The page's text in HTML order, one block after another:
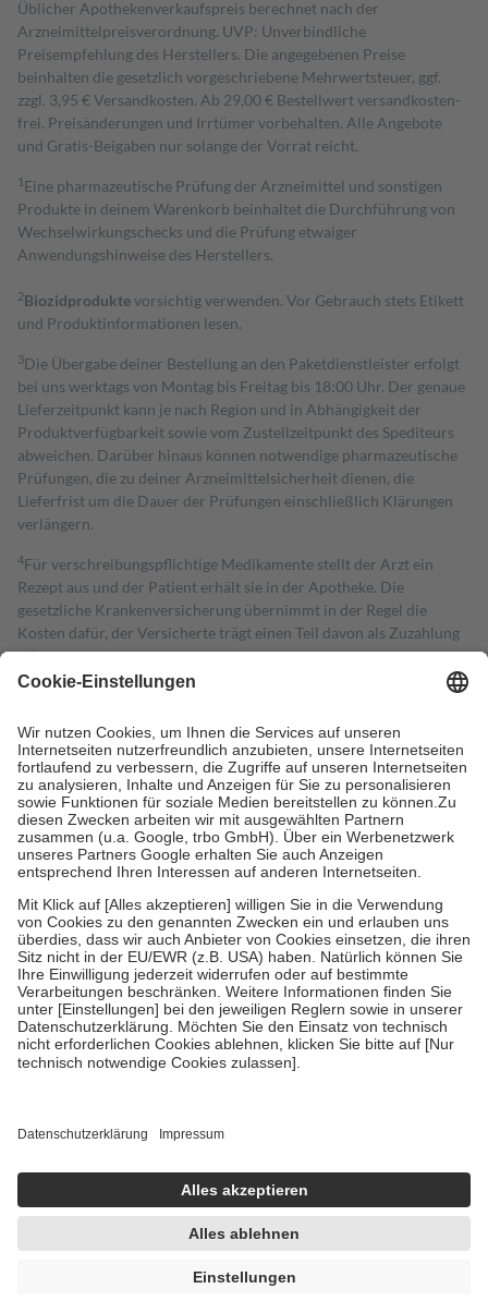
Üblicher Apothekenverkaufspreis berechnet nach der
Arzneimittelpreisverordnung. UVP: Unverbindliche
Preisempfehlung des Herstellers. Die angegebenen Preise
beinhalten die gesetzlich vorgeschriebene Mehrwertsteuer, ggf.
zzgl. 3,95 € Versandkosten. Ab 29,00 € Bestell­wert versand­kosten­
frei. Preisänderungen und Irrtümer vorbehalten. Alle Angebote
und Gratis-Beigaben nur solange der Vorrat reicht.
1 Eine pharmazeutische Prüfung der Arzneimittel und sonstigen
Produkte in deinem Warenkorb beinhaltet die Durchführung von
Wechselwirkungschecks und die Prüfung etwaiger
Anwendungshinweise des Herstellers.
2Biozidproduktevorsichtig verwenden. Vor Gebrauch stets Etikett
und Produktinformationen lesen.
3Die Übergabe deiner Bestellung an den Paketdienstleister erfolgt
bei uns werktags von Montag bis Freitag bis 18:00 Uhr. Der genaue
Lieferzeitpunkt kann je nach Region und in Abhängigkeit der
Produktverfügbarkeit sowie vom Zustellzeitpunkt des Spediteurs
abweichen. Darüber hinaus können notwendige pharmazeutische
Prüfungen, die zu deiner Arzneimittelsicherheit dienen, die
Lieferfrist um die Dauer der Prüfungen einschließlich Klärungen
verlängern.
4Für verschreibungspflichtige Medikamente stellt der Arzt ein
Rezept aus und der Patient erhält sie in der Apotheke. Die
gesetzliche Krankenversicherung übernimmt in der Regel die
Kosten dafür, der Versicherte trägt einen Teil davon als Zuzahlung
mit.
Grundsätzlich leisten Mitglieder Zuzahlungen in Höhe von zehn
höchstens zehn Euro.
Es sind jedoch nie mehr als die tatsächlichen
Kosten der Leistung zu entrichten.
Diese Regeln gelten grundsätzlich auch für Online-Apotheken.
Bei Heilmitteln und häuslicher Krankenpflege beträgt die
Zuzahlung zehn Prozent der Kosten sowie zehn Euro je
Verordnung.
Um das Engagement der Versicherten für ihre eigene Gesundheit zu
stärken und die besondere Stellung der Familie zu unterstützen,
fallenkeine Zuzahlungenan bei:
• Kindern und Jugendlichen bis zum vollendeten 18. Lebensjahr
mit Ausnahme der Fahrkosten
• Untersuchungen zur Vorsorge und Früherkennung, die von der
GKV getragen werden
• empfohlenen Schutzimpfungen
• Harn- und Blutteststreifen
getroffen, um sicherzustellen, dass es sich um echte Bewertungen
https://help.etrusted.com/hc/de/articles/4419944605341
Einige Bilder und Inhalte wurden unter Zuhilfenahme künstlicher